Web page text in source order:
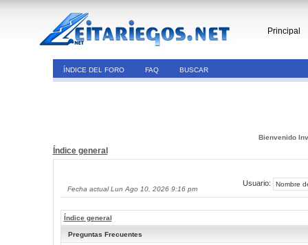
Principal
ÍNDICE DEL FORO FAQ BUSCAR
Bienvenido
Índice general
Fecha actual Lun Ago 10, 2026 9:16 pm
Usuario:
Índice general
Preguntas Frecuentes